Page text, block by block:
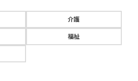
介護
福祉